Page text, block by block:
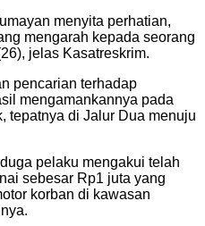
menyita perhatian,
mengarah kepada seorang
jelas Kasatreskrim.
pencarian terhadap
mengamankannya pada
tepatnya di Jalur Dua menuju
pelaku mengakui telah
sebesar Rp1 juta yang
korban di kawasan